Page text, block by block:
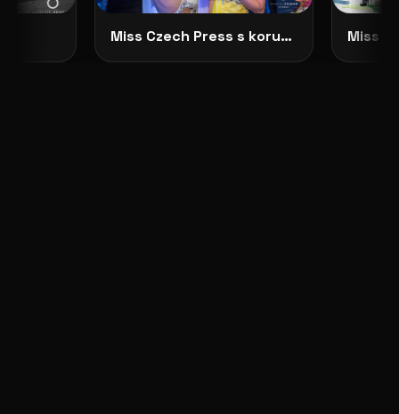
Miss Czech Press s korunkou Miss